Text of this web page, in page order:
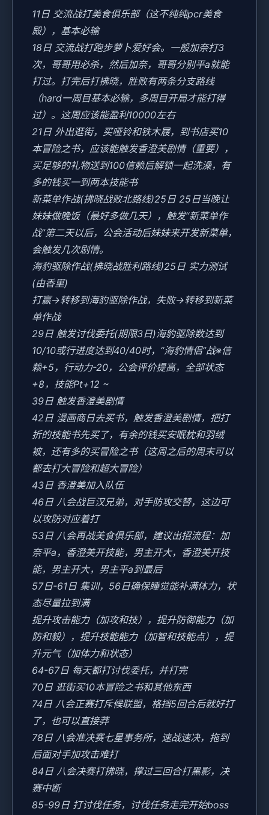
11日 交流战打美食俱乐部（这不纯纯pcr美食
殿），基本必输
18日 交流战打跑步萝卜爱好会。一般加奈打3
次，哥哥用必杀，然后加奈，哥哥分别平a就能
打过。打完后打拂晓，胜败有两条分支路线
（hard一周目基本必输，多周目开局才能打得
过）。这周应该能盈利10000左右
21日 外出逛街，买哑铃和铁木屐，到书店买10
本冒险之书，应该能触发香澄美剧情（重要），
买足够的礼物送到100信赖后解锁一起洗澡，有
多的钱买一到两本技能书
新菜单作战(拂晓战败北路线)25日 25日当晚让
妹妹做晚饭（最好多做几天），触发“新菜单作
战”第二天以后，公会活动后妹妹来开发新菜单，
会触发几次剧情。
海豹驱除作战(拂晓战胜利路线)25日 实力测试
(由香里)
打赢→转移到海豹驱除作战，失败→转移到新菜
单作战
29日 触发讨伐委托(期限3日)海豹驱除数达到
10/10或行进度达到40/40时，“海豹情侣”战※信
赖+5，行动力-20，公会评价提高，全部状态
+8，技能Pt+12 ~
39日 触发香澄美剧情
42日 漫画商日去买书，触发香澄美剧情，把打
折的技能书先买了，有余的钱买安眠枕和羽绒
被，还有多的买冒险之书（这周之后的周末可以
都去打大冒险和超大冒险）
43日 香澄美加入队伍
46日 八会战巨汉兄弟，对手防攻交替，这边可
以攻防对应着打
53日 八会再战美食俱乐部，建议出招流程：加
奈平a，香澄美开技能，男主开大，香澄美开技
能，男主开大，男主平a到最后
57日-61日 集训，56日确保睡觉能补满体力，状
态尽量拉到满
提升攻击能力（加攻和技），提升防御能力（加
防和毅），提升技能能力（加智和技能点），提
升元气（加体力和状态）
64-67日 每天都打讨伐委托，并打完
70日 逛街买10本冒险之书和其他东西
74日 八会正赛打斥候联盟，格挡5回合后就好打
了，也可以直接莽
78日 八会准决赛七星事务所，速战速决，拖到
后面对手加攻击难打
84日 八会决赛打拂晓，撑过三回合打黑影，决
赛中断
85-99日 打讨伐任务，讨伐任务走完开始boss